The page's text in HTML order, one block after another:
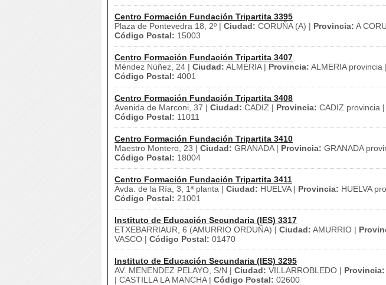
Centro Formación Fundación Tripartita 3395
Plaza de Pontevedra 18, 2º | Ciudad: CORUÑA (A) | Provincia: A
Código Postal: 15003
Centro Formación Fundación Tripartita 3407
Méndez Núñez, 24 | Ciudad: ALMERIA | Provincia: ALMERIA provincia
Código Postal: 4001
Centro Formación Fundación Tripartita 3408
Avenida de Marconi, 37 | Ciudad: CADIZ | Provincia: CADIZ provincia |
Código Postal: 11011
Centro Formación Fundación Tripartita 3410
Maestro Montero, 23 | Ciudad: GRANADA | Provincia: GRANADA
Código Postal: 18004
Centro Formación Fundación Tripartita 3411
Avda. de la Ría, 3, 1ª planta | Ciudad: HUELVA | Provincia: HUELVA
Código Postal: 21001
Instituto de Educación Secundaria (IES) 3317
ETXEBARRIAUR, 6 (AMURRIO ORDUÑA) | Ciudad: AMURRIO |
VASCO | Código Postal: 01470
Instituto de Educación Secundaria (IES) 3295
AV. MENENDEZ PELAYO, S/N | Ciudad: VILLARROBLEDO | Provincia:
| CASTILLA LA MANCHA | Código Postal: 02600